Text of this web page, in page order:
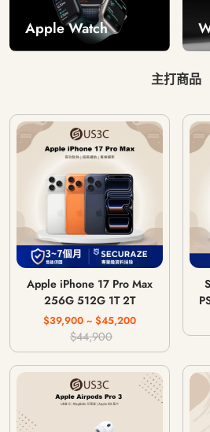
Apple Watch
主打商品
Apple iPhone 17 Pro Max
256G 512G 1T 2T
$39,900 ~ $45,200
$44,900